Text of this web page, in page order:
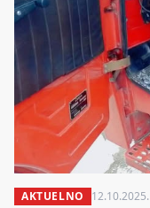
AKTUELNO 12.10.2025.